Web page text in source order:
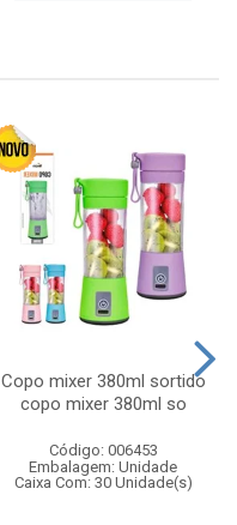
Copo mixer 380ml sortido
copo mixer 380ml so
Código: 006453
Embalagem: Unidade
Caixa Com: 30 Unidade(s)